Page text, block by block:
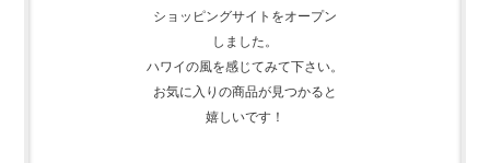
ショッピングサイトをオープン
しました。
ハワイの風を感じてみて下さい。
お気に入りの商品が見つかると
嬉しいです！